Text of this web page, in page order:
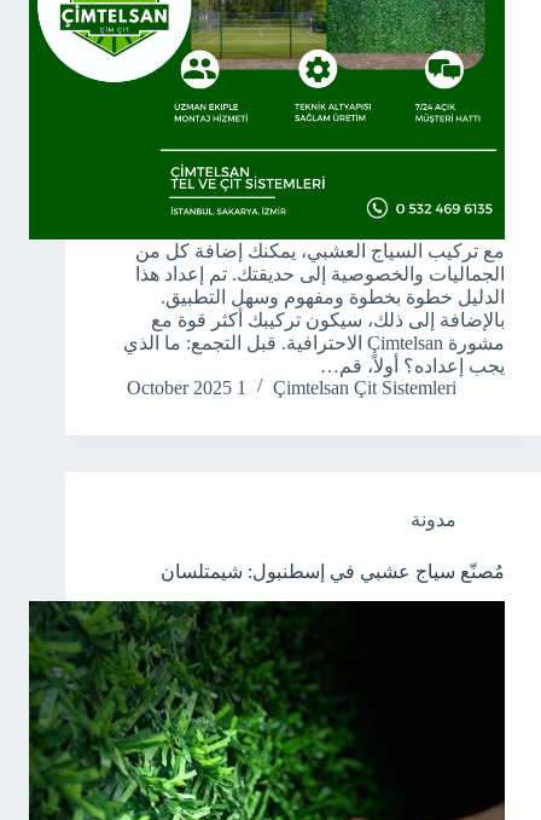
مع تركيب السياج العشبي، يمكنك إضافة كل من
الجماليات والخصوصية إلى حديقتك. تم إعداد هذا
الدليل خطوة بخطوة ومفهوم وسهل التطبيق.
بالإضافة إلى ذلك، سيكون تركيبك أكثر قوة مع
مشورة Çimtelsan الاحترافية. قبل التجمع: ما الذي
يجب إعداده؟ أولاً، قم…
Çimtelsan Çit Sistemleri
1 October 2025
مدونة
مُصنّع سياج عشبي في إسطنبول: شيمتلسان